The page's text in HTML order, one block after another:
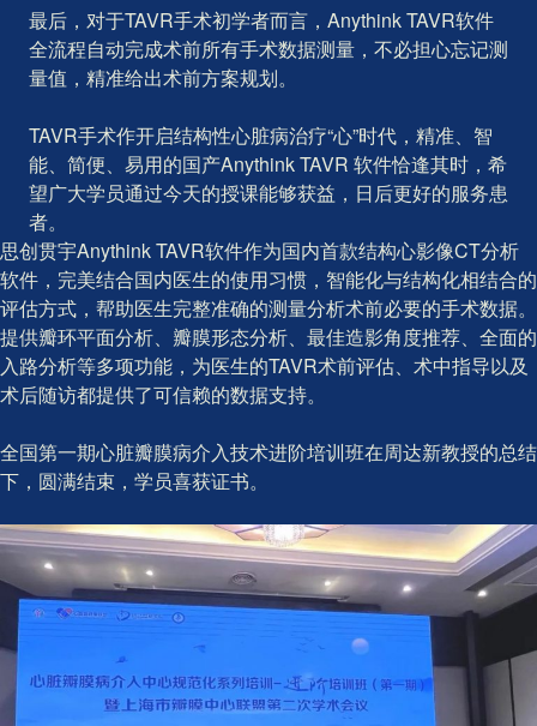
最后，对于TAVR手术初学者而言，Anythink TAVR软件
全流程自动完成术前所有手术数据测量，不必担心忘记测
量值，精准给出术前方案规划。
TAVR手术作开启结构性心脏病治疗“心”时代，精准、智
能、简便、易用的国产Anythink TAVR 软件恰逢其时，希
望广大学员通过今天的授课能够获益，日后更好的服务患
者。
思创贯宇Anythink TAVR软件作为国内首款结构心影像CT分析
软件，完美结合国内医生的使用习惯，智能化与结构化相结合的
评估方式，帮助医生完整准确的测量分析术前必要的手术数据。
提供瓣环平面分析、瓣膜形态分析、最佳造影角度推荐、全面的
入路分析等多项功能，为医生的TAVR术前评估、术中指导以及
术后随访都提供了可信赖的数据支持。
全国第一期心脏瓣膜病介入技术进阶培训班在周达新教授的总结
下，圆满结束，学员喜获证书。